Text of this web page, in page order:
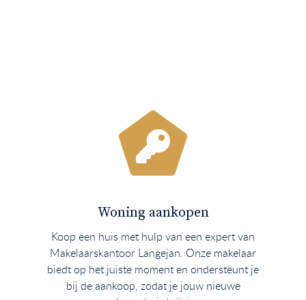
Woning aankopen
Koop een huis met hulp van een expert van
Makelaarskantoor Langejan. Onze makelaar
biedt op het juiste moment en ondersteunt je
bij de aankoop, zodat je jouw nieuwe